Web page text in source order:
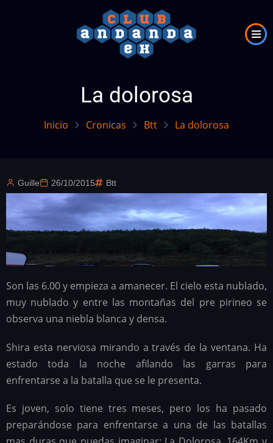
La dolorosa
Inicio Cronicas Btt La dolorosa
Guille 26/10/2015 Btt
Son las 6.00 y empieza a amanecer. El cielo esta nublado,
muy nublado y entre las montañas del pre pirineo se
observa una niebla blanca y densa.
Shira esta nerviosa mirando a través de la ventana. Ha
estado toda la noche afilando las garras para
enfrentarse a la batalla que se le presenta.
Es joven, solo tiene tres meses, pero los ha pasado
preparándose para enfrentarse a una de las batallas